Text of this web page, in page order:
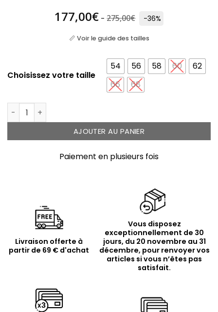
177,00€ -275,00€ -36%
📏 Voir le guide des tailles
Choisissez votre taille
54 56 58 60
62
66
68
quantité de Bague argent tête de mort précieuse
AJOUTER AU PANIER
Paiement en plusieurs fois
Livraison offerte à
partir de 69 € d'achat
Vous disposez
exceptionnellement de 30
jours, du 20 novembre au 31
décembre, pour renvoyer vos
articles si vous n’êtes pas
satisfait.